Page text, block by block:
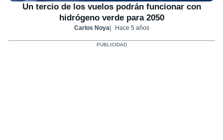
Un tercio de los vuelos podrán funcionar con
hidrógeno verde para 2050
Carlos Noya Hace 5 años